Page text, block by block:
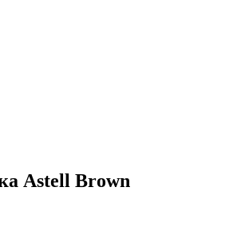
Astell Brown